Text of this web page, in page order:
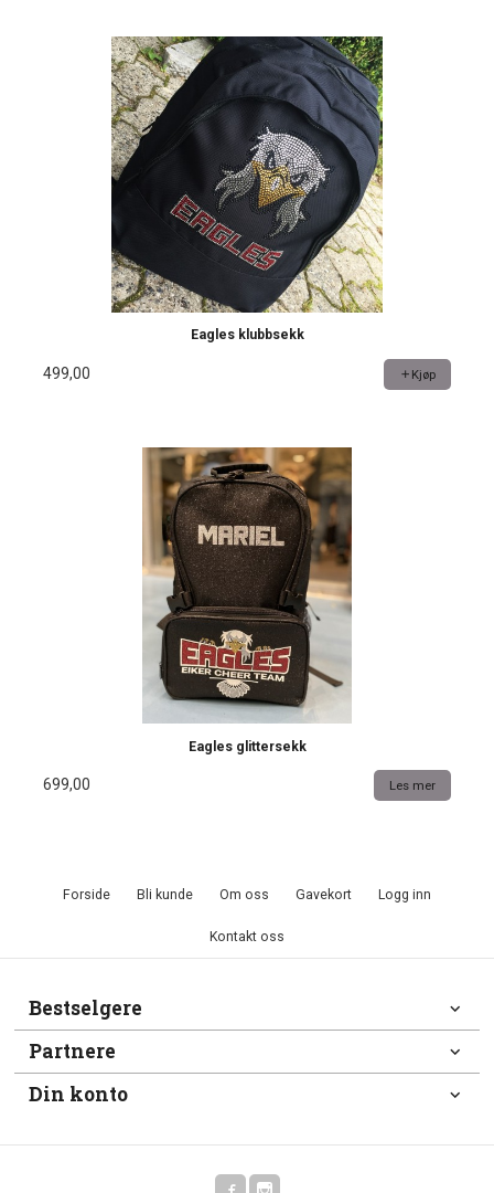
Eagles klubbsekk
499,00 Kjøp
Eagles glittersekk
699,00 Les mer
Forside Bli kunde Om oss Gavekort Logg inn
Kontakt oss
Bestselgere
Partnere
Din konto